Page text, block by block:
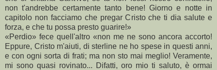
non t'andrebbe certamente tanto bene! Giorno e notte in
capitolo non facciamo che pregar Cristo che ti dia salute e
forza, e che tu possa presto guarire!»
«Perdio» fece quell'altro «non me ne sono ancora accorto!
Eppure, Cristo m'aiuti, di sterline ne ho spese in questi anni,
e con ogni sorta di frati; ma non sto mai meglio! Veramente,
mi sono quasi rovinato... Difatti, oro mio ti saluto, è ormai